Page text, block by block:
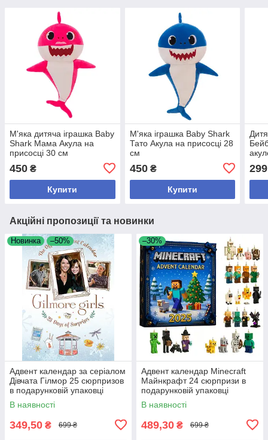
М'яка дитяча іграшка Baby
Shark Мама Акула на
присосці 30 см
450 ₴
Купити
М'яка іграшка Baby Shark
Тато Акула на присосці 28
см
450₴
Купити
299
Акційні пропозиції та новинки
Новинка –50%
Адвент календар за серіалом
Дівчата Гілмор 25 сюрпризов
в подарунковій упаковці
В наявності
349,50 ₴ 699 ₴
–30%
Адвент календар Minecraft
Майнкрафт 24 сюрпризи в
подарунковій упаковці
В наявності
489,30 ₴ 699 ₴